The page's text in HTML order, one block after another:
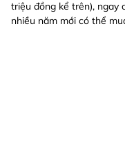
triệu đồng kể trên), ngay
nhiều năm mới có thể